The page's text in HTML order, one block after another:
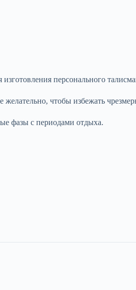
персонального
чтобы избежать
фазы с периодами отдыха.